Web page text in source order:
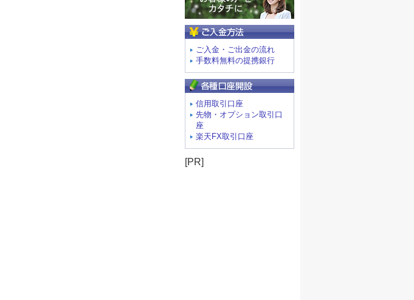
ご入金・ご出金の流れ
手数料無料の提携銀行
信用取引口座
先物・オプション取引口
座
楽天FX取引口座
[PR]